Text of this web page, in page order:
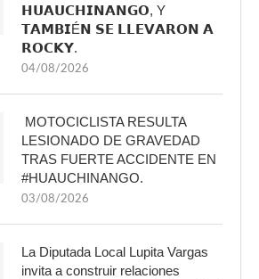
𝗛𝗨𝗔𝗨𝗖𝗛𝗜𝗡𝗔𝗡𝗚𝗢, Y
𝗧𝗔𝗠𝗕𝗜É𝗡 𝗦𝗘 𝗟𝗟𝗘𝗩𝗔𝗥𝗢𝗡 𝗔
𝗥𝗢𝗖𝗞𝗬.
04/08/2026
MOTOCICLISTA RESULTA
LESIONADO DE GRAVEDAD
TRAS FUERTE ACCIDENTE EN
#HUAUCHINANGO.
03/08/2026
La Diputada Local Lupita Vargas
invita a construir relaciones